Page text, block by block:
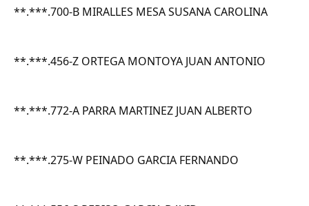
**.***.700-B MIRALLES MESA SUSANA CAROLINA
**.***.456-Z ORTEGA MONTOYA JUAN ANTONIO
**.***.772-A PARRA MARTINEZ JUAN ALBERTO
**.***.275-W PEINADO GARCIA FERNANDO